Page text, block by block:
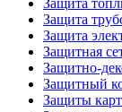
Защита
Защита
Защита
Защитная
Защитно-
Защитный
Защиты